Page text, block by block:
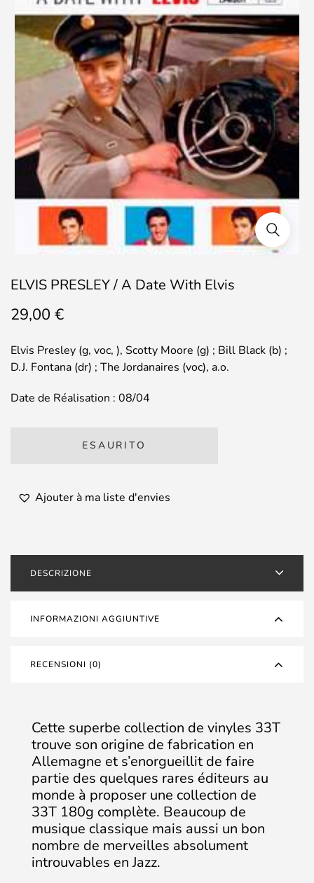
ELVIS PRESLEY / A Date With Elvis
29,00 €
Elvis Presley (g, voc, ), Scotty Moore (g) ; Bill Black (b) ;
D.J. Fontana (dr) ; The Jordanaires (voc), a.o.
Date de Réalisation : 08/04
ESAURITO
Ajouter à ma liste d'envies
DESCRIZIONE
INFORMAZIONI AGGIUNTIVE
RECENSIONI (0)
Cette superbe collection de vinyles 33T
trouve son origine de fabrication en
Allemagne et s’enorgueillit de faire
partie des quelques rares éditeurs au
monde à proposer une collection de
33T 180g complète. Beaucoup de
musique classique mais aussi un bon
nombre de merveilles absolument
introuvables en Jazz.